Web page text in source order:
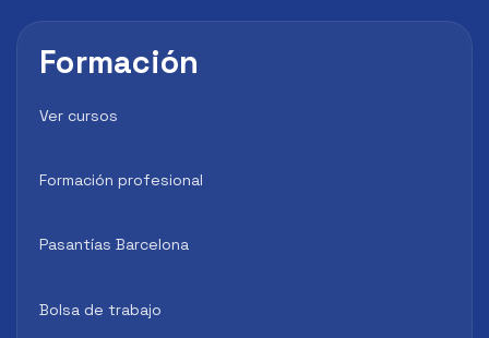
Formación
Ver cursos
Formación profesional
Pasantías Barcelona
Bolsa de trabajo